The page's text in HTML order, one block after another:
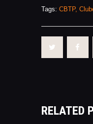
Tags: CBTP,
RELATED